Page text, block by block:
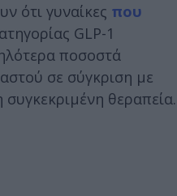
ότι γυναίκες που
GLP-1
ποσοστά
σε σύγκριση με
θεραπεία.